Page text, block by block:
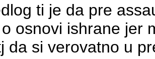
ti je da pre
osnovi ishrane jer
da si verovatno u